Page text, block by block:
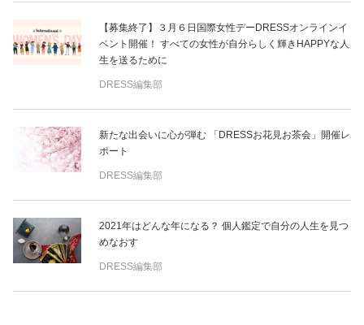
【募集終了】３月６日国際女性デーDRESSオンラインイ
ベント開催！ すべての女性が自分らしく輝きHAPPYな人
生を送るために
DRESS編集部
新たな出会いに心が弾む 「DRESSお花見お茶会」開催レ
ポート
DRESS編集部
2021年はどんな年になる？ 個人鑑定で自分の人生を見つ
めなおす
DRESS編集部